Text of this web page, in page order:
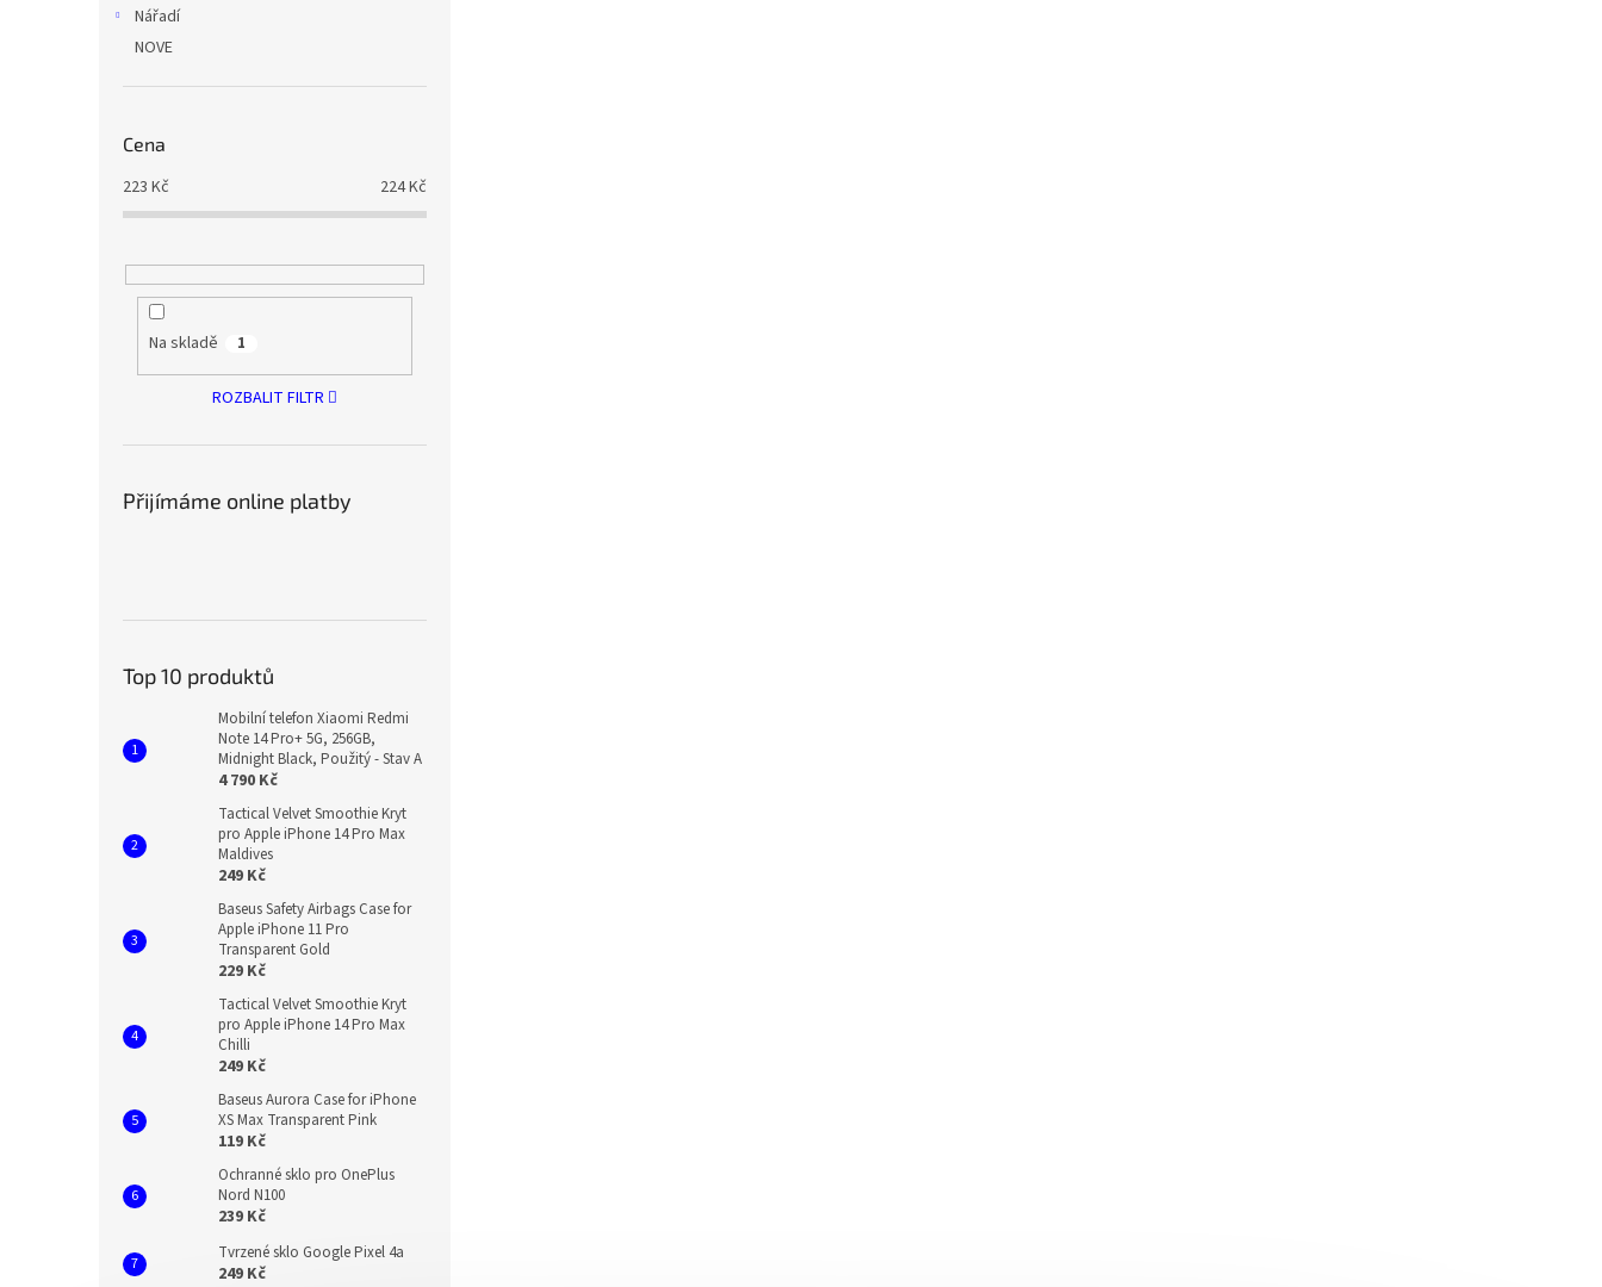
Nářadí
NOVE
Cena
223 Kč 224Kč
Na skladě 1
ROZBALIT FILTR
Přijímáme online platby
Top 10 produktů
Mobilní telefon Xiaomi Redmi
Note 14 Pro+ 5G, 256GB,
Midnight Black, Použitý - Stav A
4 790 Kč
Tactical Velvet Smoothie Kryt
pro Apple iPhone 14 Pro Max
Maldives
249 Kč
Baseus Safety Airbags Case for
Apple iPhone 11 Pro
Transparent Gold
229 Kč
Tactical Velvet Smoothie Kryt
pro Apple iPhone 14 Pro Max
Chilli
249 Kč
Baseus Aurora Case for iPhone
XS Max Transparent Pink
119 Kč
Ochranné sklo pro OnePlus
Nord N100
239 Kč
Tvrzené sklo Google Pixel 4a
249 Kč